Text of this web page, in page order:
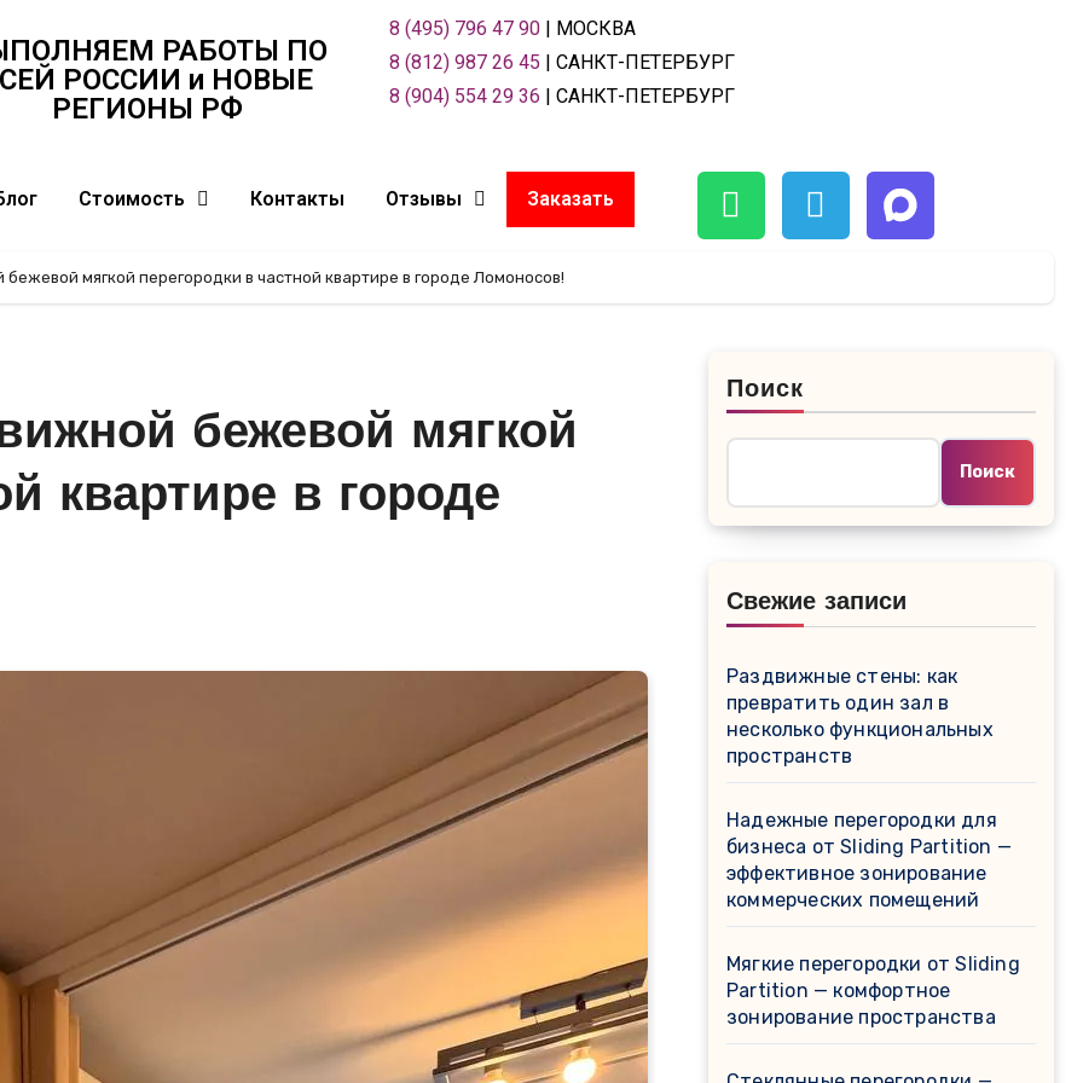
РАБОТЫ ПО
РОСCИИ и НОВЫЕ
РЕГИОНЫ РФ
8 (495) 796 47 90| МОСКВА
8 (812) 987 26 45 | САНКТ-ПЕТЕРБУРГ
8 (904) 554 29 36 | САНКТ-ПЕТЕРБУРГ
Стоимость Контакты Отзывы Заказать
мягкой перегородки в частной квартире в городе Ломоносов!
бежевой мягкой
квартире в городе
Поиск
Поиск
Свежие записи
Раздвижные стены: как
превратить один зал в
несколько функциональных
пространств
Надежные перегородки для
бизнеса от Sliding Partition —
эффективное зонирование
коммерческих помещений
Мягкие перегородки от Sliding
Partition — комфортное
зонирование пространства